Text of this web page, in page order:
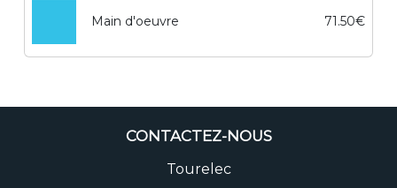
Main d'oeuvre 71.50€
CONTACTEZ-NOUS
Tourelec